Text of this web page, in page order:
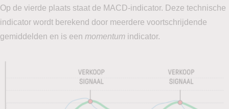
Op de vierde plaats staat de MACD-indicator. Deze technische
indicator wordt berekend door meerdere voortschrijdende
gemiddelden en is een momentum indicator.